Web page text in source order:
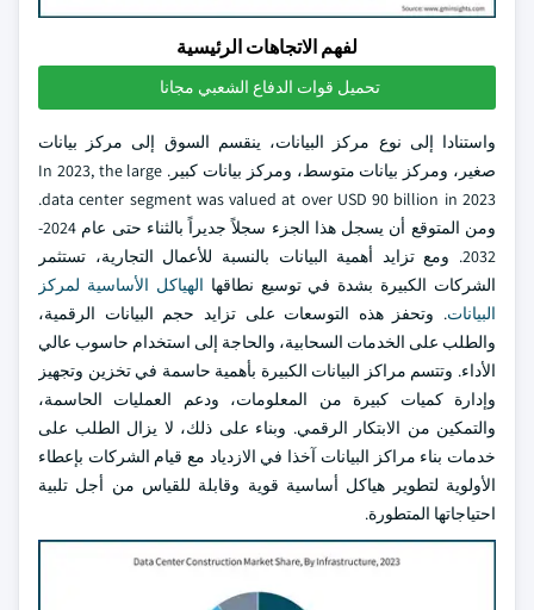
لفهم الاتجاهات الرئيسية
تحميل قوات الدفاع الشعبي مجانا
واستنادا إلى نوع مركز البيانات، ينقسم السوق إلى مركز بيانات
صغير، ومركز بيانات متوسط، ومركز بيانات كبير. In 2023, the large
data center segment was valued at over USD 90 billion in 2023.
ومن المتوقع أن يسجل هذا الجزء سجلاً جديراً بالثناء حتى عام 2024-
2032. ومع تزايد أهمية البيانات بالنسبة للأعمال التجارية، تستثمر
الشركات الكبيرة بشدة في توسيع نطاقها الهياكل الأساسية لمركز
البيانات. وتحفز هذه التوسعات على تزايد حجم البيانات الرقمية،
والطلب على الخدمات السحابية، والحاجة إلى استخدام حاسوب عالي
الأداء. وتتسم مراكز البيانات الكبيرة بأهمية حاسمة في تخزين وتجهيز
وإدارة كميات كبيرة من المعلومات، ودعم العمليات الحاسمة،
والتمكين من الابتكار الرقمي. وبناء على ذلك، لا يزال الطلب على
خدمات بناء مراكز البيانات آخذا في الازدياد مع قيام الشركات بإعطاء
الأولوية لتطوير هياكل أساسية قوية وقابلة للقياس من أجل تلبية
احتياجاتها المتطورة.